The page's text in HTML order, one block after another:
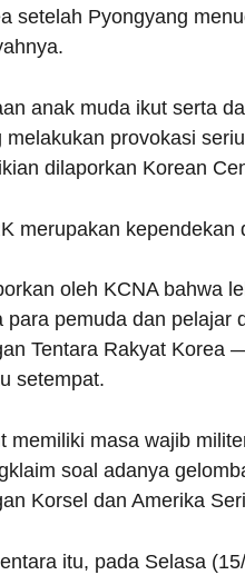
setelah Pyongyang
anak muda ikut serta
melakukan provokasi
dilaporkan Korean
merupakan
oleh KCNA bahwa
para pemuda dan pelajar
Tentara Rakyat Korea
setempat.
memiliki masa wajib
soal adanya
Korsel dan Amerika
itu, pada Selasa